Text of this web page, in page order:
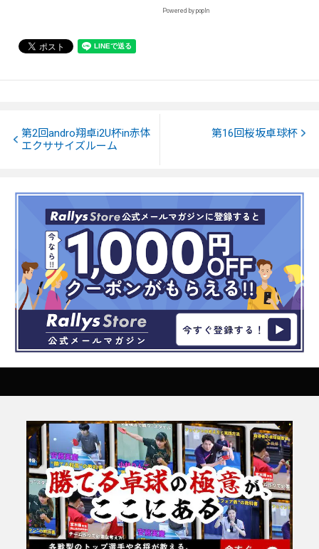
Powered by popIn
第2回andro翔卓i2U杯in赤体
エクササイズルーム
第16回桜坂卓球杯